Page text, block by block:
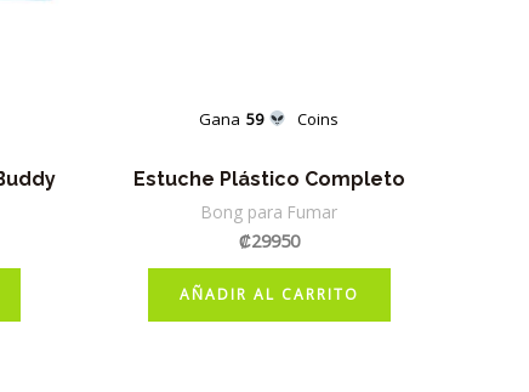
Gana 59 Coins
Estuche Plástico Completo
Bong para Fumar
₡29950
AÑADIR AL CARRITO